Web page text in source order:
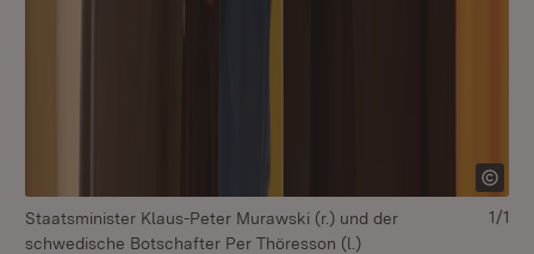
Staatsminister Klaus-Peter Murawski (r.) und der
schwedische Botschafter Per Thöresson (l.)
1/1